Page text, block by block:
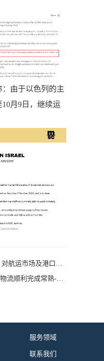
由于以色列的主
月9日，继续运
及港口运营的影响仍在持续
-斐济特种柜项目散杂船运输装船作业
服务领域
联系我们